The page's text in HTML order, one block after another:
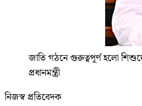
জাতি গঠনে গুরুত্বপূর্ণ হলো
প্রধানমন্ত্রী
নিজস্ব প্রতিবেদক